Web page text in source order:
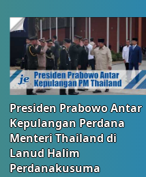
Presiden Prabowo Antar
Kepulangan Perdana
Menteri Thailand di
Lanud Halim
Perdanakusuma